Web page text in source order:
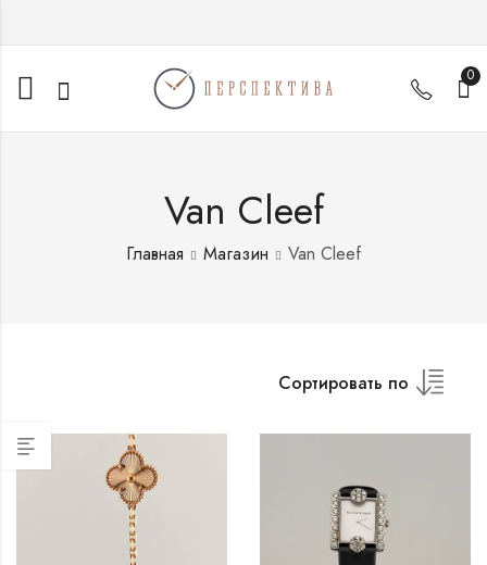
0
Van Cleef
Главная Магазин Van Cleef
Сортировать по